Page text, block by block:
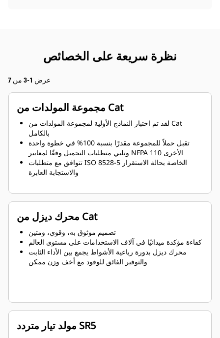
نظرة سريعة على الخصائص
عرض 1-3 من 7
مجموعة المولدات من Cat
لقد تم اختبار النماذج الأولية لمجموعة المولدات من Cat
بالكامل
تقبل حملاً للمجموعة مقدرًا بنسبة 100% في خطوة واحدة
وتلبي متطلبات التحميل وفقًا لمعايير NFPA 110 الأخرى
تتوافق مع متطلبات ISO 8528-5 الخاصة بحالة الاستقرار
والاستجابة العابرة
محرك ديزل من Cat
تصميم موثوق به، وقوي، ومتين
كفاءة مؤكدة ميدانيًا في آلاف الاستخدامات على مستوى العالم
محرك ديزل بدورة رباعية الأشواط يجمع بين الأداء الثابت
والتوفير الفائق للوقود مع أخف وزن ممكن
مولد تيار متردد SR5